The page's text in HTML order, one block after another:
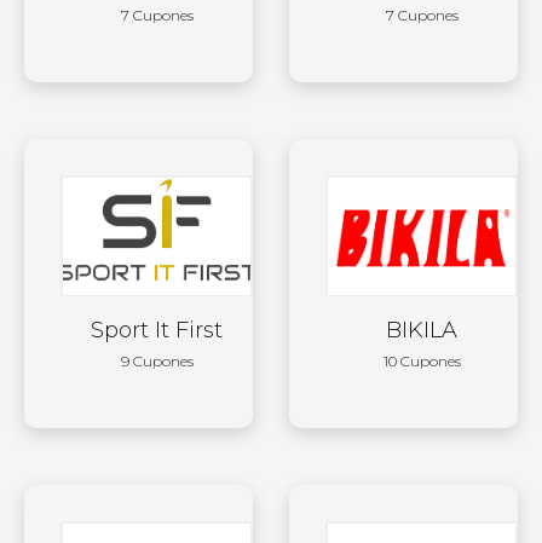
7 Cupones 7 Cupones
Sport It First
9 Cupones
BIKILA
10 Cupones